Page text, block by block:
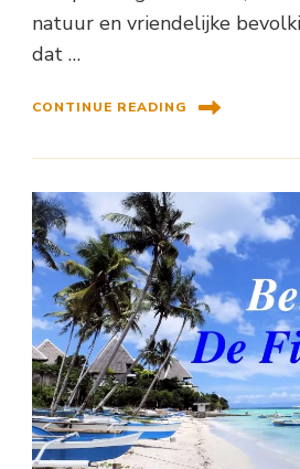
natuur en vriendelijke
dat …
CONTINUE READING